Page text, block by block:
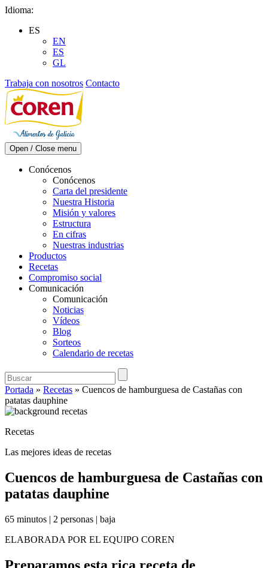
Skip
content
Idioma:
ES
EN
ES
GL
Trabaja con nosotros Contacto
Open / Close menu
Conócenos
Conócenos
Carta del presidente
Nuestra Historia
Misión y valores
Estructura
En cifras
Nuestras industrias
Productos
Recetas
Compromiso social
Comunicación
Comunicación
Noticias
Vídeos
Blog
Sorteos
Calendario de recetas
Portada » Recetas » Cuencos de hamburguesa de Castañas con
patatas dauphine
Recetas
Las mejores ideas de recetas
Cuencos de hamburguesa de Castañas con
patatas dauphine
65 minutos | 2 personas | baja
ELABORADA POR EL EQUIPO COREN
Preparamos esta rica receta de